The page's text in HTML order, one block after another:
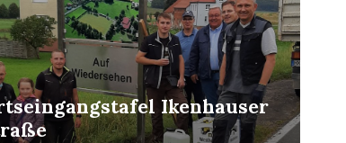
Ikenhauser